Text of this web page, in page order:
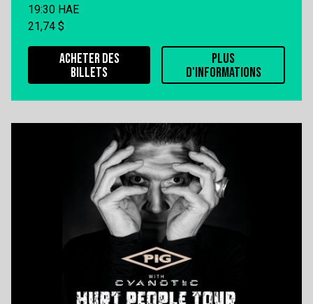
19:30 HAE
21,74 $
ACHETER DES
BILLETS
PLUS
D'INFORMATIONS